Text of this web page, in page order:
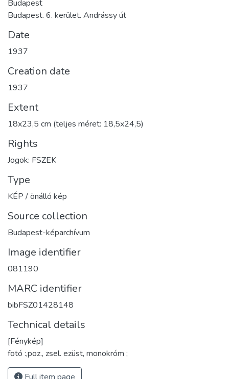
Budapest
Budapest. 6. kerület. Andrássy út
Date
1937
Creation date
1937
Extent
18x23,5 cm (teljes méret: 18,5x24,5)
Rights
Jogok: FSZEK
Type
KÉP / önálló kép
Source collection
Budapest-képarchívum
Image identifier
081190
MARC identifier
bibFSZ01428148
Technical details
[Fénykép]
fotó :,poz., zsel. ezüst, monokróm ;